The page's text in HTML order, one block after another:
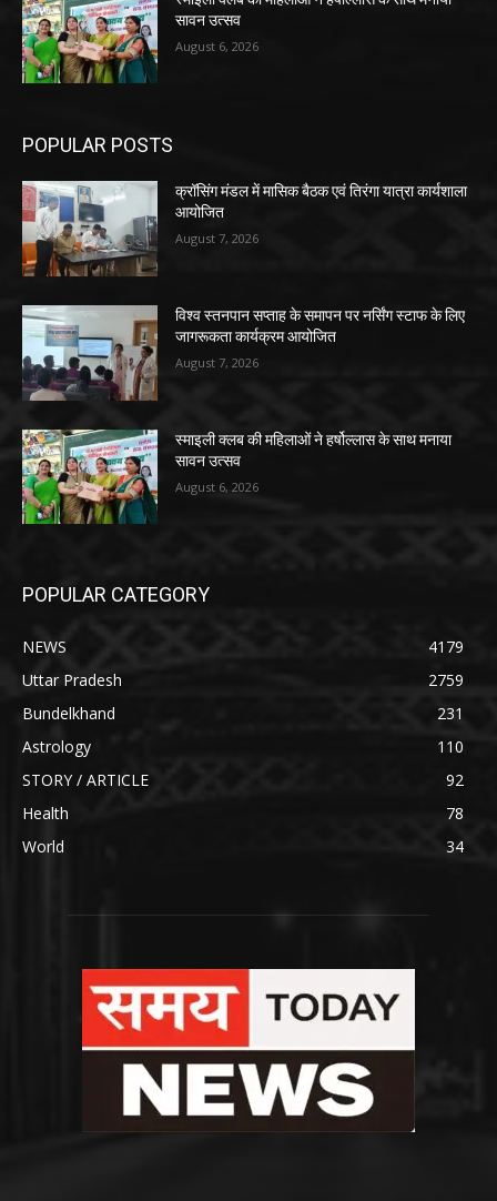
सावन उत्सव
August 6, 2026
POPULAR POSTS
क्रॉसिंग मंडल में मासिक बैठक एवं तिरंगा यात्रा कार्यशाला
आयोजित
August 7, 2026
विश्व स्तनपान सप्ताह के समापन पर नर्सिंग स्टाफ के लिए
जागरूकता कार्यक्रम आयोजित
August 7, 2026
स्माइली क्लब की महिलाओं ने हर्षोल्लास के साथ मनाया
सावन उत्सव
August 6, 2026
POPULAR CATEGORY
NEWS
4179
Uttar Pradesh
2759
Bundelkhand
231
Astrology
110
STORY / ARTICLE
92
Health
78
World
34